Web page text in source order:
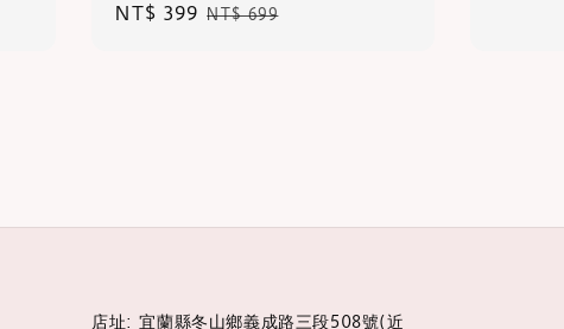
Sale
NT$ 399 Regular
NT$ 699
店址: 宜蘭縣冬山鄉義成路三段508號(近